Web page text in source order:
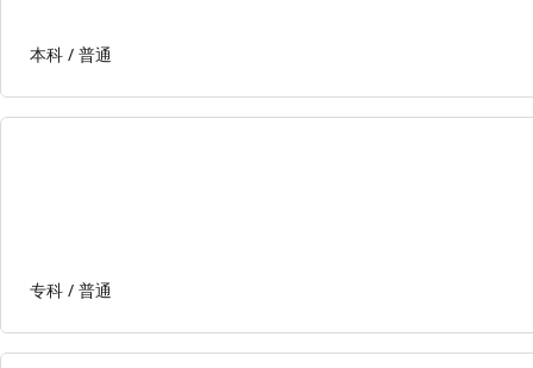
本科 / 普通
专科 / 普通